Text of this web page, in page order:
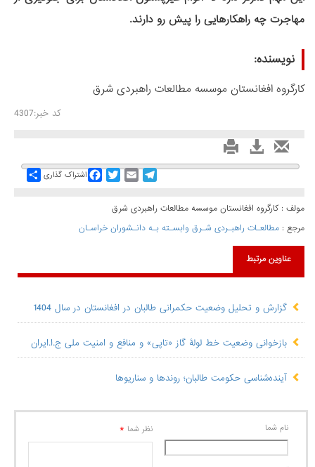
مهاجرت چه راهکارهایی را پیش رو دارند.
نویسنده:
کارگروه افغانستان موسسه مطالعات راهبردی شرق
کد خبر:4307
Share اشتراک گذاری
FacebookTwitterEmail
Telegram
مولف : کارگروه افغانستان موسسه مطالعات راهبردی شرق
مرجع : مطالعـات راهبـردی شـرق وابسـته بـه دانـشوران خراسـان
عناوین مرتبط
گزارش و تحلیل وضعیت حکمرانی طالبان در افغانستان در سال 1404
بازخوانی وضعیت خط لولۀ گاز «تاپی» و منافع و امنیت ملی ج.ا.ایران
آینده‌شناسی حکومت طالبان؛ روندها و سناریوها
نام شما نظر شما *